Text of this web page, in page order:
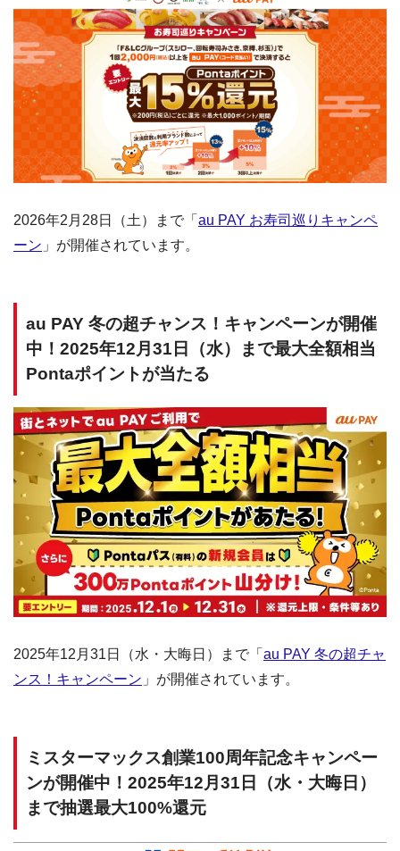
2026年2月28日（土）まで「 au PAY お寿司巡りキャンペ
ーン 」が開催されています。
au PAY 冬の超チャンス！キャンペーンが開催
中！2025年12月31日（水）まで最大全額相当
Pontaポイントが当たる
2025年12月31日（水・大晦日）まで「 au PAY 冬の超チャ
ンス！キャンペーン 」が開催されています。
ミスターマックス創業100周年記念キャンペー
ンが開催中！2025年12月31日（水・大晦日）
まで抽選最大100%還元